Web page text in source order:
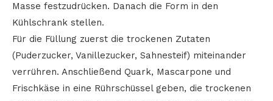
Masse festzudrücken. Danach die Form in den
Kühlschrank stellen.
Für die Füllung zuerst die trockenen Zutaten
(Puderzucker, Vanillezucker, Sahnesteif) miteinander
verrühren. Anschließend Quark, Mascarpone und
Frischkäse in eine Rührschüssel geben, die trockenen